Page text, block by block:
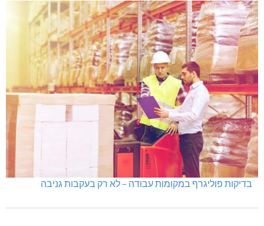
בדיקות פוליגרף במקומות עבודה – לא רק בעקבות גניבה